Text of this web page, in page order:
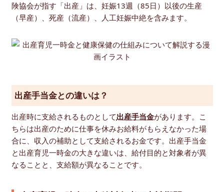
険協会が指す「出産」は、妊娠13週（85日）以後の生産
（早産）、死産（流産）、人工妊娠中絶を含みます。
出産手当金との違いは？
出産時に支給されるものとして出産手当金があります。こ
ちらは出産のために仕事を休みお給料がもらえなかった場
合に、収入の補助として支給されるお金です。出産手当金
と出産育児一時金の大きな違いは、給付目的と対象者が異
なることと、支給額が異なることです。